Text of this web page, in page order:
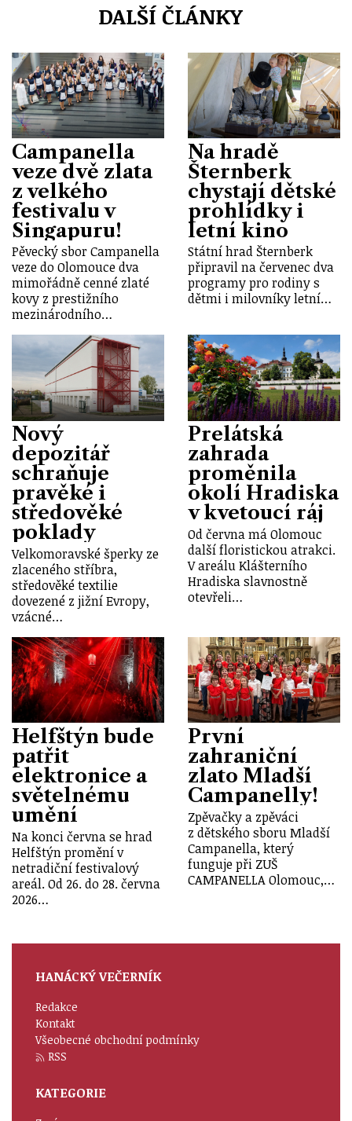
DALŠÍ ČLÁNKY
Campanella
veze dvě zlata
z velkého
festivalu v
Singapuru!
Pěvecký sbor Campanella
veze do Olomouce dva
mimořádně cenné zlaté
kovy z prestižního
mezinárodního…
Na hradě
Šternberk
chystají dětské
prohlídky i
letní kino
Státní hrad Šternberk
připravil na červenec dva
programy pro rodiny s
dětmi i milovníky letní…
Nový
depozitář
schraňuje
pravěké i
středověké
poklady
Velkomoravské šperky ze
zlaceného stříbra,
středověké textilie
dovezené z jižní Evropy,
vzácné…
Prelátská
zahrada
proměnila
okolí Hradiska
v kvetoucí ráj
Od června má Olomouc
další floristickou atrakci.
V areálu Klášterního
Hradiska slavnostně
otevřeli…
Helfštýn bude
patřit
elektronice a
světelnému
umění
Na konci června se hrad
Helfštýn promění v
netradiční festivalový
areál. Od 26. do 28. června
2026…
První
zahraniční
zlato Mladší
Campanelly!
Zpěvačky a zpěváci
z dětského sboru Mladší
Campanella, který
funguje při ZUŠ
CAMPANELLA Olomouc,…
HANÁCKÝ VEČERNÍK
Redakce
Kontakt
Všeobecné obchodní podmínky
RSS
KATEGORIE